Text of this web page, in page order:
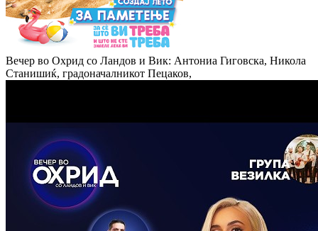
Вечер во Охрид со Ландов и Вик: Антониа Гиговска, Никола
Станишиќ, градоначалникот Пецаков,